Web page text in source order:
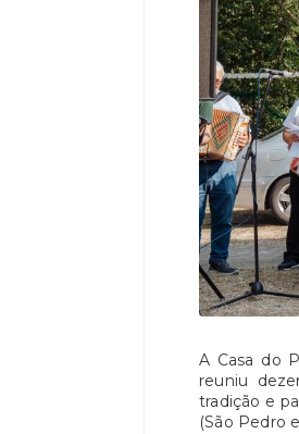
A Casa do
reuniu
tradição e
(São Pedro